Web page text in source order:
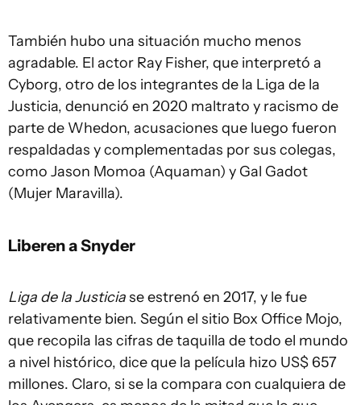
También hubo una situación mucho menos
agradable. El actor Ray Fisher, que interpretó a
Cyborg, otro de los integrantes de la Liga de la
Justicia, denunció en 2020 maltrato y racismo de
parte de Whedon, acusaciones que luego fueron
respaldadas y complementadas por sus colegas,
como Jason Momoa (Aquaman) y Gal Gadot
(Mujer Maravilla).
Liberen a Snyder
Liga de la Justiciase estrenó en 2017, y le fue
relativamente bien. Según el sitio Box Office Mojo,
que recopila las cifras de taquilla de todo el mundo
a nivel histórico, dice que la película hizo US$ 657
millones. Claro, si se la compara con cualquiera de